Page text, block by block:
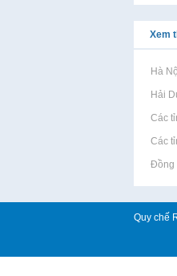
Xem
Rao vặt tại Hà
Rao vặt tại Hải
Rao vặt tại Các
Rao vặt tại Các
Rao vặt tại Đồng
Quy chế